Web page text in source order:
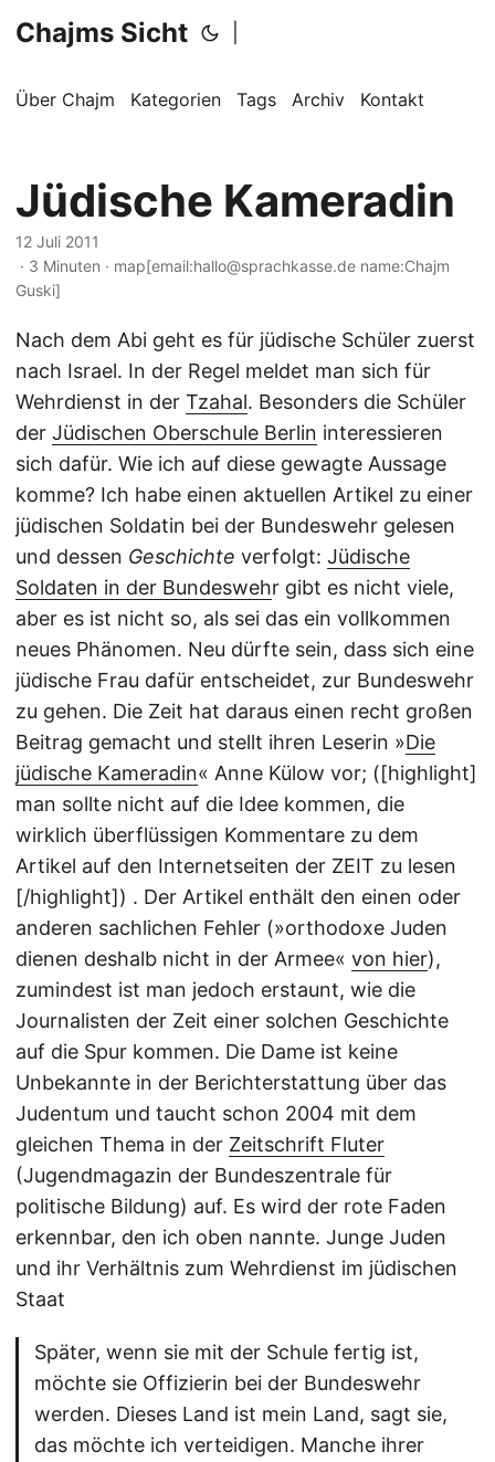
Chajms Sicht
Über Chajm Kategorien Tags Archiv Kontakt
Jüdische Kameradin
12 Juli 2011
· 3 Minuten · map[email:hallo@sprachkasse.de name:Chajm
Guski]
Nach dem Abi geht es für jüdische Schüler zuerst
nach Israel. In der Regel meldet man sich für
Wehrdienst in der Tzahal. Besonders die Schüler
der Jüdischen Oberschule Berlin interessieren
sich dafür. Wie ich auf diese gewagte Aussage
komme? Ich habe einen aktuellen Artikel zu einer
jüdischen Soldatin bei der Bundeswehr gelesen
und dessen Geschichte verfolgt: Jüdische
Soldaten in der Bundeswehr gibt es nicht viele,
aber es ist nicht so, als sei das ein vollkommen
neues Phänomen. Neu dürfte sein, dass sich eine
jüdische Frau dafür entscheidet, zur Bundeswehr
zu gehen. Die Zeit hat daraus einen recht großen
Beitrag gemacht und stellt ihren Leserin »Die
jüdische Kameradin« Anne Külow vor; ([highlight]
man sollte nicht auf die Idee kommen, die
wirklich überflüssigen Kommentare zu dem
Artikel auf den Internetseiten der ZEIT zu lesen
[/highlight]) . Der Artikel enthält den einen oder
anderen sachlichen Fehler (»orthodoxe Juden
dienen deshalb nicht in der Armee« von hier),
zumindest ist man jedoch erstaunt, wie die
Journalisten der Zeit einer solchen Geschichte
auf die Spur kommen. Die Dame ist keine
Unbekannte in der Berichterstattung über das
Judentum und taucht schon 2004 mit dem
gleichen Thema in der Zeitschrift Fluter
(Jugendmagazin der Bundeszentrale für
politische Bildung) auf. Es wird der rote Faden
erkennbar, den ich oben nannte. Junge Juden
und ihr Verhältnis zum Wehrdienst im jüdischen
Staat
Später, wenn sie mit der Schule fertig ist,
möchte sie Offizierin bei der Bundeswehr
werden. Dieses Land ist mein Land, sagt sie,
das möchte ich verteidigen. Manche ihrer